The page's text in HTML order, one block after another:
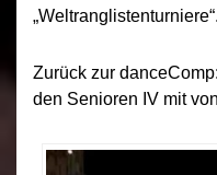
„Weltranglistenturniere“.
Zurück zur
den Senioren IV mit